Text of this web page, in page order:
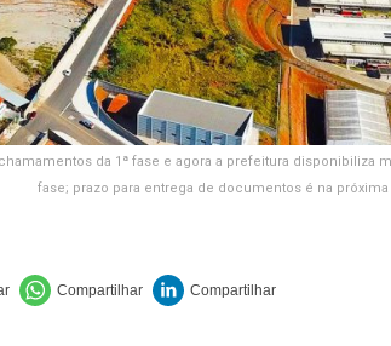
da 1ª fase e agora a prefeitura disponibiliza
fase; prazo para entrega de documentos é na próxima